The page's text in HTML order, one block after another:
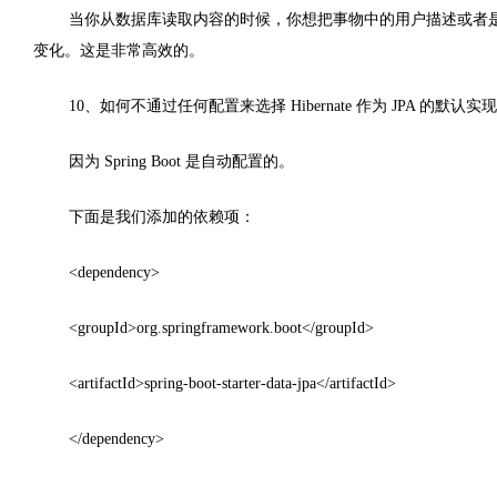
当你从数据库读取内容的时候，你想把事物中的用户描述或
变化。这是非常高效的。
10、如何不通过任何配置来选择 Hibernate 作为 JPA 的默认实
因为 Spring Boot 是自动配置的。
下面是我们添加的依赖项：
<dependency>
<groupId>org.springframework.boot</groupId>
<artifactId>spring-boot-starter-data-jpa</artifactId>
</dependency>